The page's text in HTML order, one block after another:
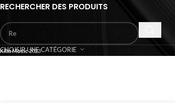
RECHERCHER DES PRODUITS
CHOISIR UNE CATÉGORIE
Kilm Music2023